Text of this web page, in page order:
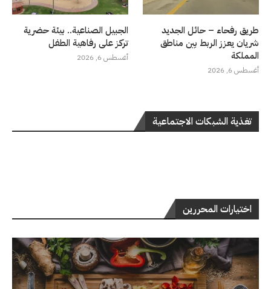
طريق رفحاء – حائل الجديد
شريان يعزز الربط بين مناطق
المملكة
أغسطس 6, 2026
الجبيل الصناعية.. بيئة حضرية
تركز على رفاهية الطفل
أغسطس 6, 2026
تغذية الشبكات الاجتماعية
اختيارات المحررين